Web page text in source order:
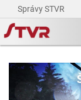
Správy STVR